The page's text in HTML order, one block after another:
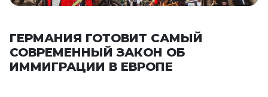
ГЕРМАНИЯ ГОТОВИТ САМЫЙ
СОВРЕМЕННЫЙ ЗАКОН ОБ
ИММИГРАЦИИ В ЕВРОПЕ